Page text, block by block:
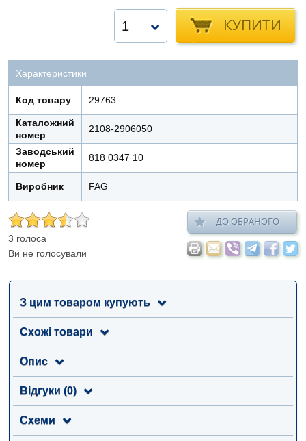
КУПИТИ
1
Характеристики
Код товару 29763
Каталожний
номер
2108-2906050
Заводський
номер
818 0347 10
Виробник FAG
3 голоса
Ви не голосували
ДО ОБРАНОГО
З цим товаром купують
Схожі товари
Опис
Відгуки (0)
Схеми